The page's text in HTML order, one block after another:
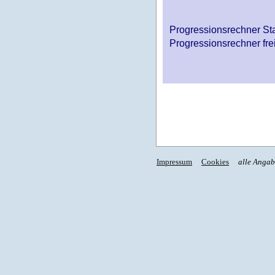
Progressionsrechner
Progressionsrechner
Impressum Cookies alle